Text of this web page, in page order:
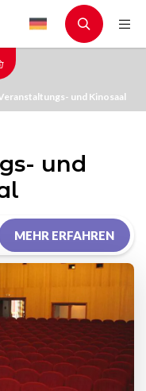
und Kinosaal
und
MEHR ERFAHREN